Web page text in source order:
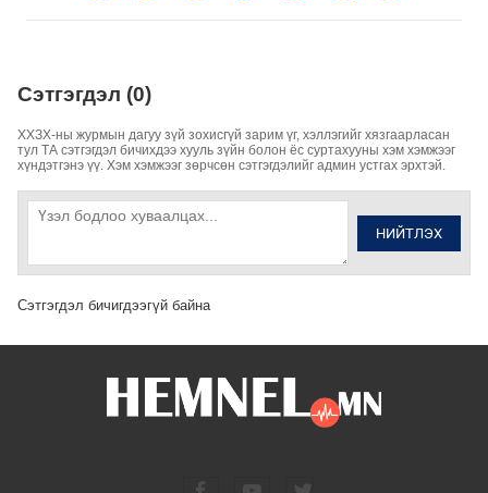
Сэтгэгдэл (0)
ХХЗХ-ны журмын дагуу зүй зохисгүй зарим үг, хэллэгийг хязгаарласан
тул ТА сэтгэгдэл бичихдээ хууль зүйн болон ёс суртахууны хэм хэмжээг
хүндэтгэнэ үү. Хэм хэмжээг зөрчсөн сэтгэгдэлийг админ устгах эрхтэй.
НИЙТЛЭХ
Сэтгэгдэл бичигдээгүй байна